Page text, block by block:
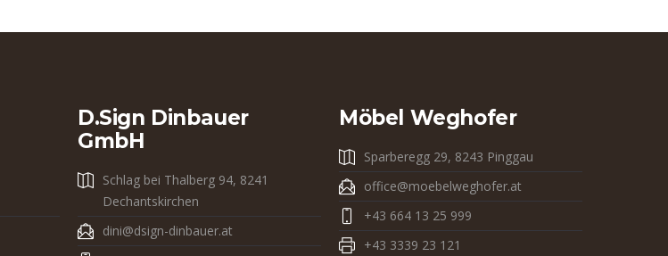
D.sign Dinbauer
GmbH
Schlag bei Thalberg 94, 8241
Dechantskirchen
dini@dsign-dinbauer.at
Möbel Weghofer
Sparberegg 29, 8243 Pinggau
office@moebelweghofer.at
+43 664 13 25 999
+43 3339 23 121